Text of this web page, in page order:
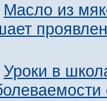
Масло из
Уроки в